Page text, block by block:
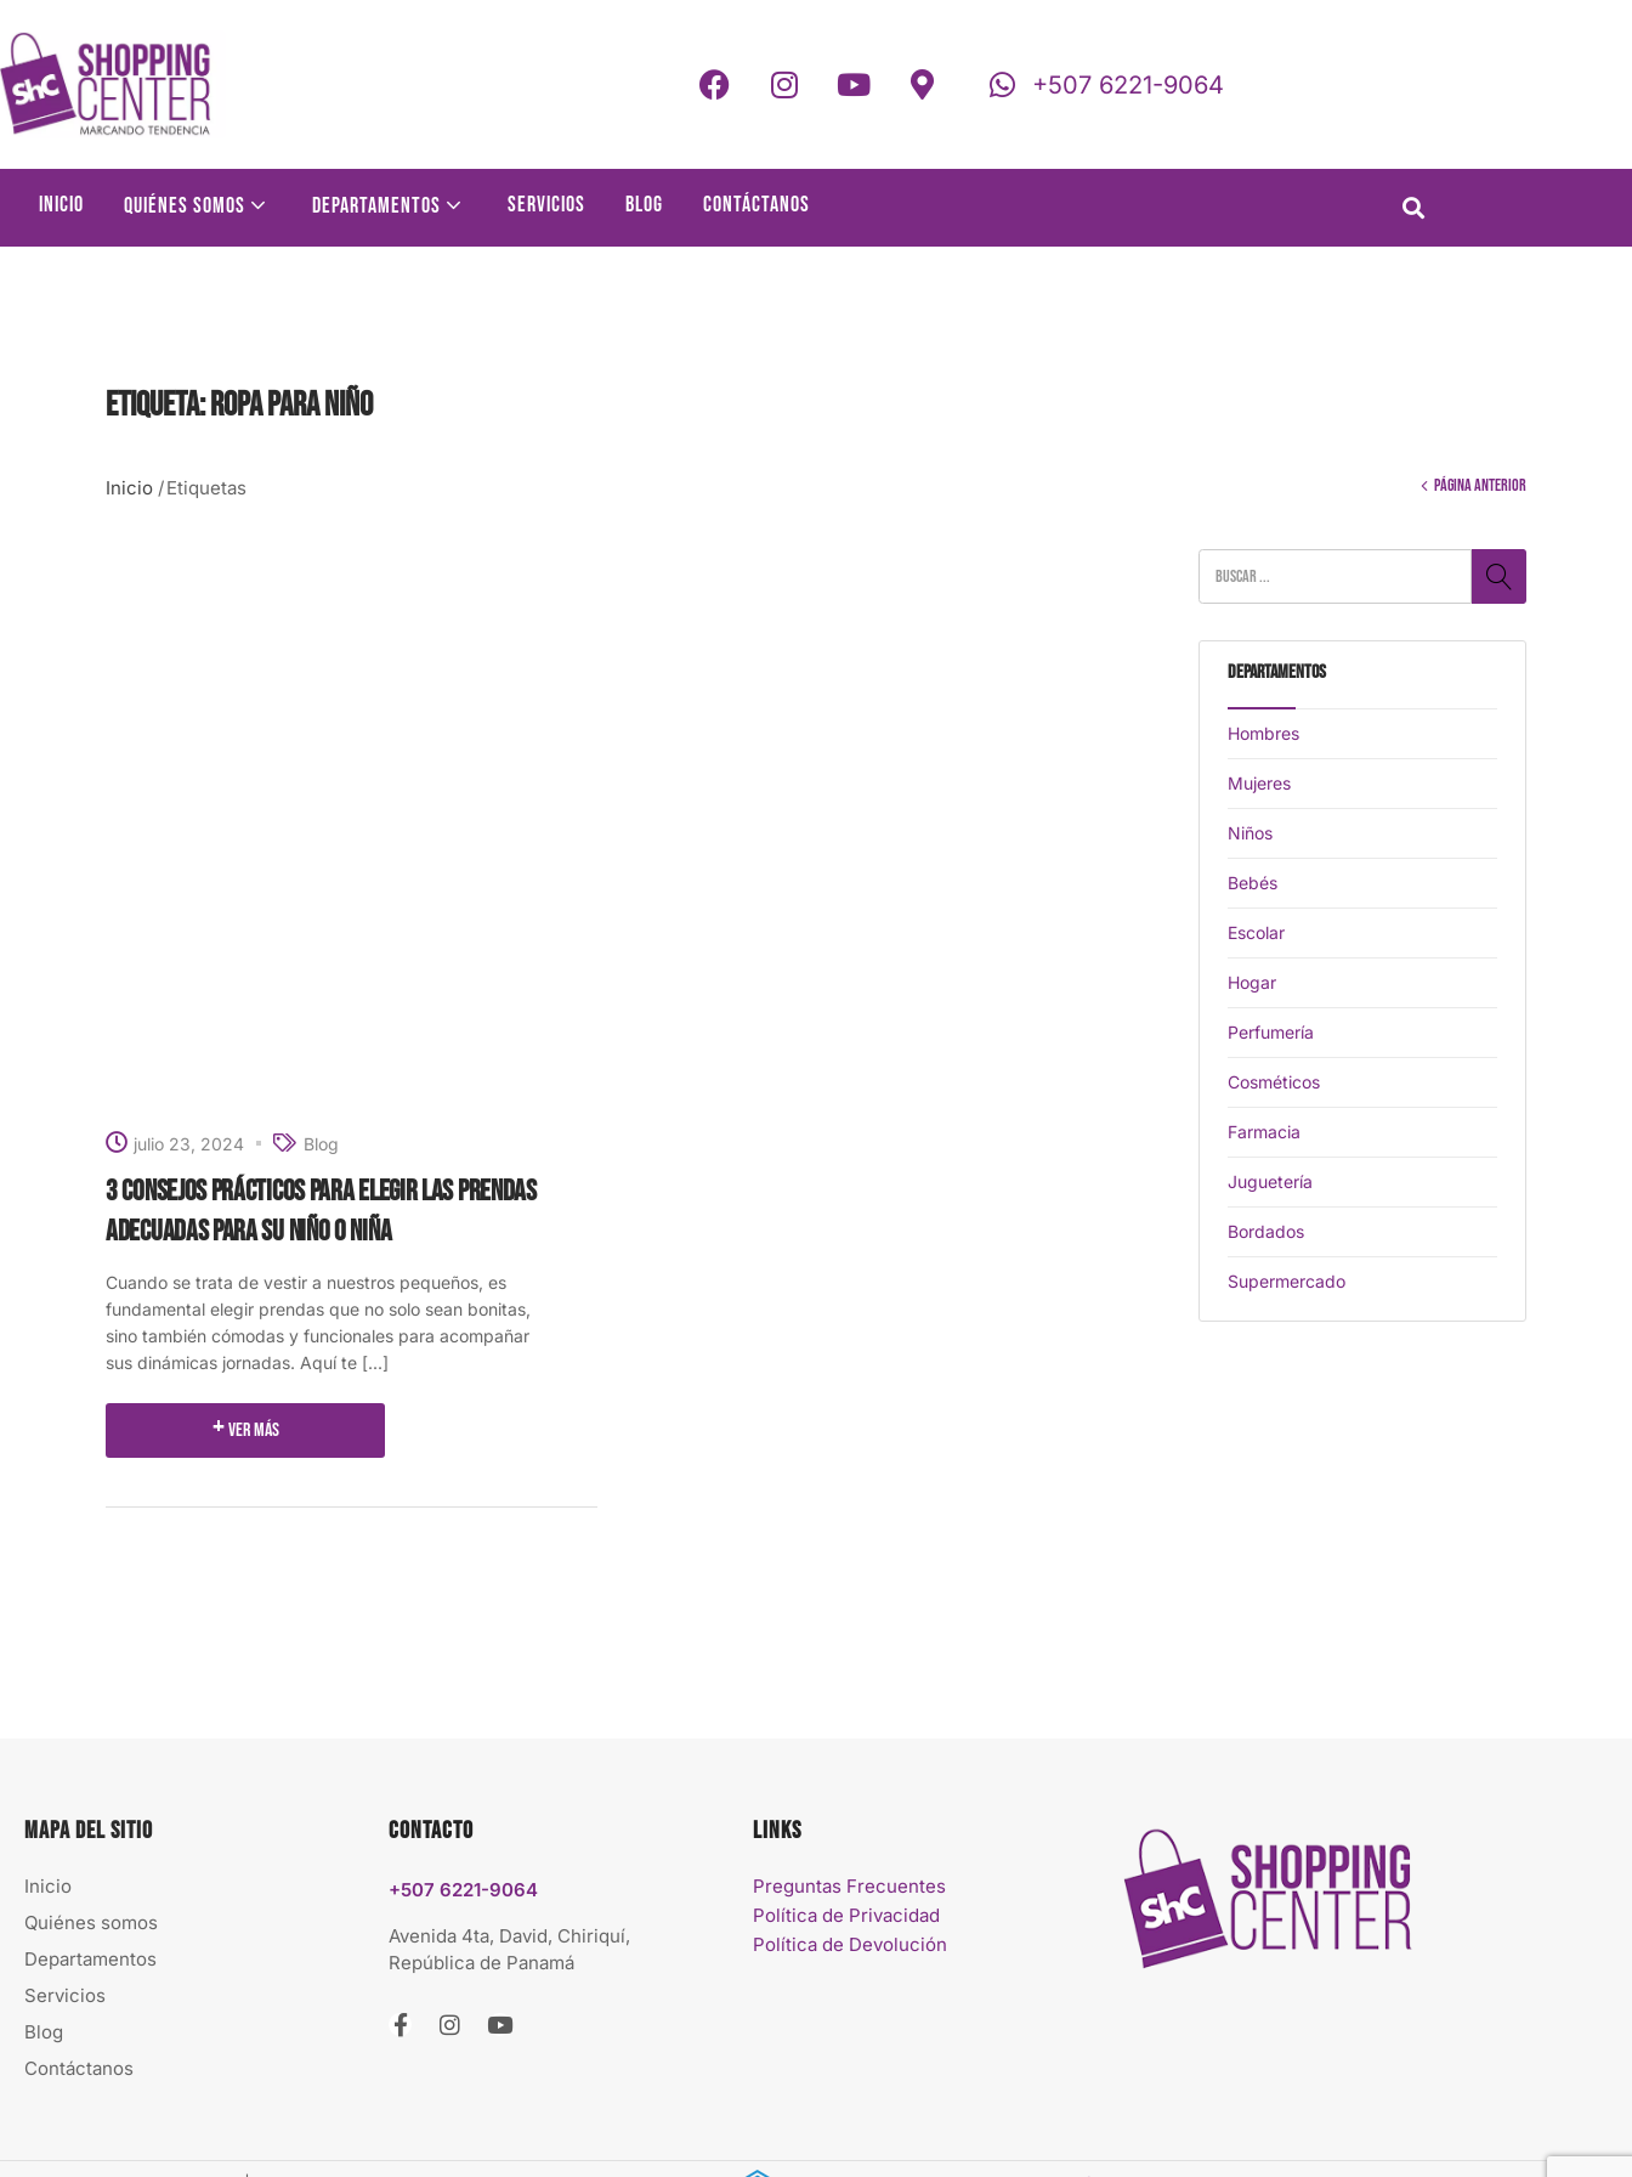
+507 6221-9064
Inicio Quiénes somos Departamentos Servicios Blog Contáctanos
Etiqueta:Ropa para niño
Inicio /Etiquetas Página anterior
Departamentos
Hombres
Mujeres
Niños
Bebés
Escolar
Hogar
Perfumería
Cosméticos
Farmacia
Juguetería
Bordados
Supermercado
julio 23, 2024 Blog
3 consejos prácticos para elegir las prendas
adecuadas para su niño o niña
Cuando se trata de vestir a nuestros pequeños, es
fundamental elegir prendas que no solo sean bonitas,
sino también cómodas y funcionales para acompañar
sus dinámicas jornadas. Aquí te [...]
Ver más
Mapa del sitio
Inicio
Quiénes somos
Departamentos
Servicios
Blog
Contáctanos
Contacto
+507 6221-9064
Avenida 4ta, David, Chiriquí,
República de Panamá
Links
Preguntas Frecuentes
Política de Privacidad
Política de Devolución